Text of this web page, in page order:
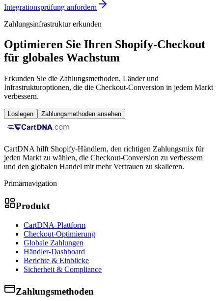
Integrationsprüfung anfordern
Zahlungsinfrastruktur erkunden
Optimieren Sie Ihren Shopify-Checkout
für globales Wachstum
Erkunden Sie die Zahlungsmethoden, Länder und
Infrastrukturoptionen, die die Checkout-Conversion in jedem Markt
verbessern.
Loslegen Zahlungsmethoden ansehen
CartDNA hilft Shopify-Händlern, den richtigen Zahlungsmix für
jeden Markt zu wählen, die Checkout-Conversion zu verbessern
und den globalen Handel mit mehr Vertrauen zu skalieren.
Primärnavigation
Produkt
CartDNA-Plattform
Checkout-Optimierung
Globale Zahlungen
Händler-Dashboard
Berichte & Einblicke
Sicherheit & Compliance
Zahlungsmethoden